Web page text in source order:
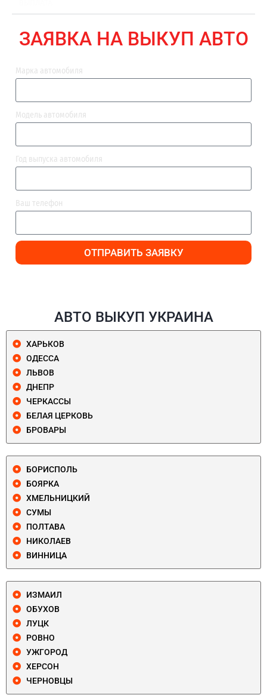
ЗАЯВКА НА ВЫКУП АВТО
Марка автомобиля
Модель автомобиля
Год выпуска автомобиля
Ваш телефон
ОТПРАВИТЬ ЗАЯВКУ
АВТО ВЫКУП УКРАИНА
ХАРЬКОВ
ОДЕССА
ЛЬВОВ
ДНЕПР
ЧЕРКАССЫ
БЕЛАЯ ЦЕРКОВЬ
БРОВАРЫ
БОРИСПОЛЬ
БОЯРКА
ХМЕЛЬНИЦКИЙ
СУМЫ
ПОЛТАВА
НИКОЛАЕВ
ВИННИЦА
ИЗМАИЛ
ОБУХОВ
ЛУЦК
РОВНО
УЖГОРОД
ХЕРСОН
ЧЕРНОВЦЫ